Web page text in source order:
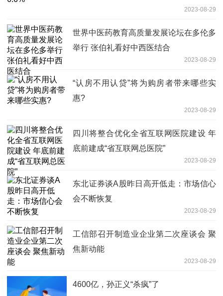
2023-08-29
世界中医药教育高质量发展论坛在多伦多
举行 张伯礼看好中西医结合
2023-08-29
“认房不用认贷”将为购房者带来哪些实
惠?
2023-08-29
四川将整合优化全省互联网医院建设 年
底前建成“省互联网总医院”
2023-08-29
东北证券谈A股昨日高开低走：市场信心
会不断恢复
2023-08-29
工信部召开制造业企业第二次座谈会 聚
焦新动能
2023-08-29
4600亿，孙正义“杀疯”了